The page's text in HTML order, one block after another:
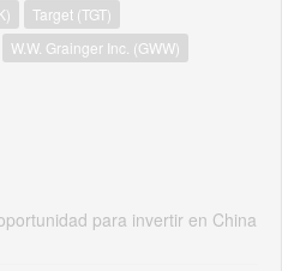
Target (TGT)
W.W. Grainger Inc. (GWW)
para invertir en China